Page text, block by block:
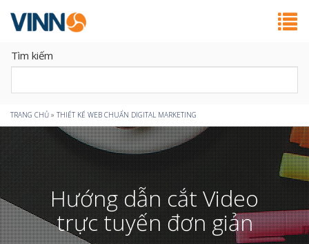
Tìm kiếm
Bạn
đang
ở
đây
TRANG CHỦ » THIẾT KẾ WEB CHUẨN DIGITAL MARKETING
Hướng dẫn cắt Video
trực tuyến đơn giản